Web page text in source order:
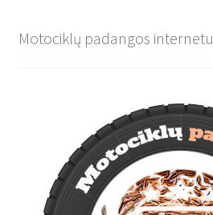
Motociklų padangos internetu